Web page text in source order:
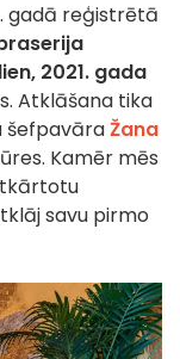
gadā reģistrētā
2021. gada
Atklāšana tika
šefpavāraŽana
Kamēr mēs
savu pirmo